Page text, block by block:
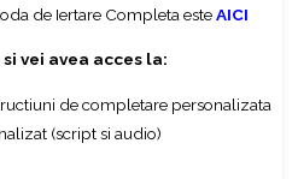
de Iertare Completa esteAICI
vei avea acces la:
de completare personalizata
(script si audio)